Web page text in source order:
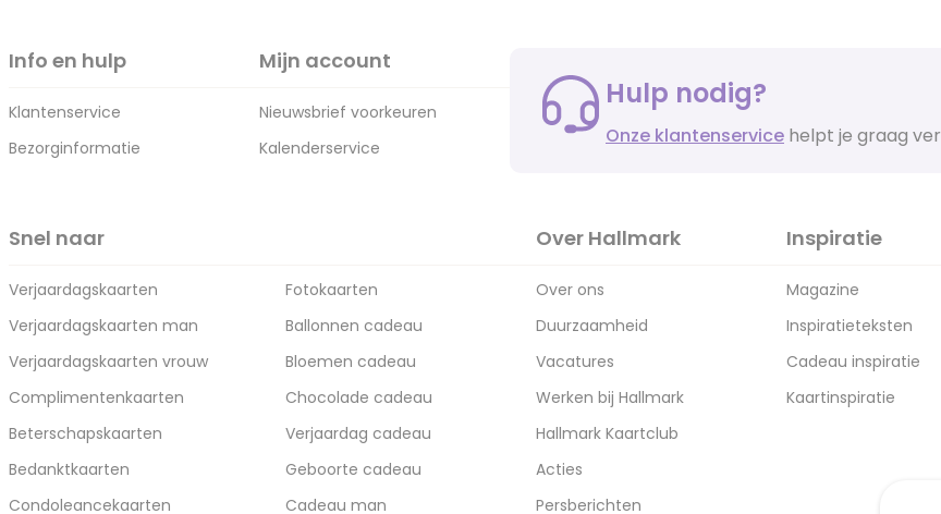
Info en hulp
Klantenservice
Bezorginformatie
Mijn account
Nieuwsbrief voorkeuren
Kalenderservice
Hulp nodig?
Onze klantenservice helpt je graag
Snel naar
Verjaardagskaarten
Verjaardagskaarten man
Verjaardagskaarten vrouw
Complimentenkaarten
Beterschapskaarten
Bedanktkaarten
Condoleancekaarten
Fotokaarten
Ballonnen cadeau
Bloemen cadeau
Chocolade cadeau
Verjaardag cadeau
Geboorte cadeau
Cadeau man
Over Hallmark
Over ons
Duurzaamheid
Vacatures
Werken bij Hallmark
Hallmark Kaartclub
Acties
Persberichten
Inspiratie
Magazine
Inspiratieteksten
Cadeau inspiratie
Kaartinspiratie